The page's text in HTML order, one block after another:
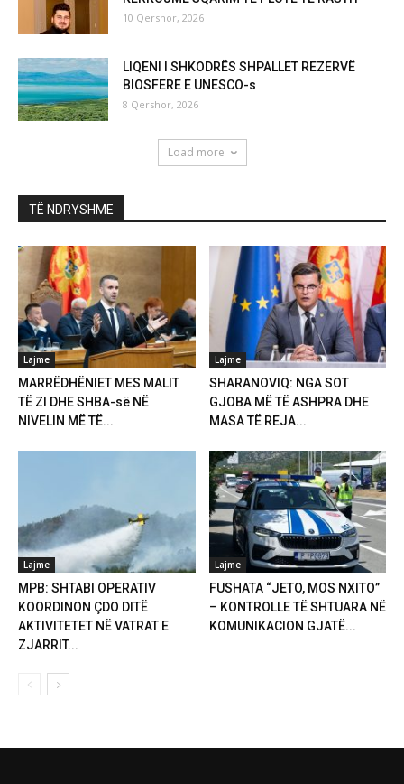
10 Qershor, 2026
LIQENI I SHKODRËS SHPALLET REZERVË
BIOSFERE E UNESCO-s
8 Qershor, 2026
Load more
TË NDRYSHME
Lajme
MARRËDHËNIET MES MALIT
TË ZI DHE SHBA-së NË
NIVELIN MË TË...
Lajme
SHARANOVIQ: NGA SOT
GJOBA MË TË ASHPRA DHE
MASA TË REJA...
Lajme
MPB: SHTABI OPERATIV
KOORDINON ÇDO DITË
AKTIVITETET NË VATRAT E
ZJARRIT...
Lajme
FUSHATA “JETO, MOS NXITO”
– KONTROLLE TË SHTUARA NË
KOMUNIKACION GJATË...